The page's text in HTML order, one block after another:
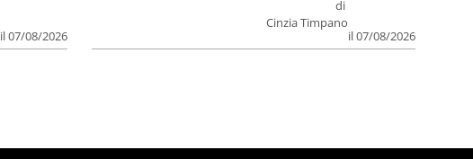
il 07/08/2026
di
Cinzia Timpano
il 07/08/2026